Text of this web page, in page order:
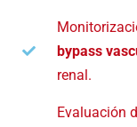
bypass
renal.
Evaluación